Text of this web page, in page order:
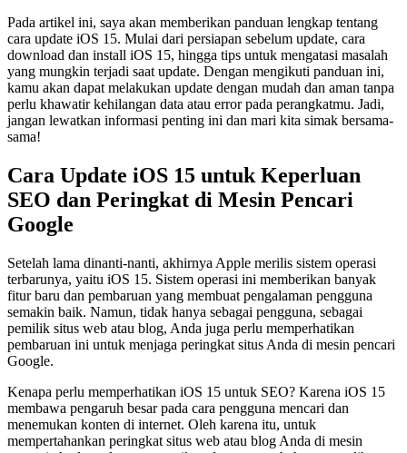
Pada artikel ini, saya akan memberikan panduan lengkap tentang
cara update iOS 15. Mulai dari persiapan sebelum update, cara
download dan install iOS 15, hingga tips untuk mengatasi masalah
yang mungkin terjadi saat update. Dengan mengikuti panduan ini,
kamu akan dapat melakukan update dengan mudah dan aman tanpa
perlu khawatir kehilangan data atau error pada perangkatmu. Jadi,
jangan lewatkan informasi penting ini dan mari kita simak bersama-
sama!
Cara Update iOS 15 untuk Keperluan
SEO dan Peringkat di Mesin Pencari
Google
Setelah lama dinanti-nanti, akhirnya Apple merilis sistem operasi
terbarunya, yaitu iOS 15. Sistem operasi ini memberikan banyak
fitur baru dan pembaruan yang membuat pengalaman pengguna
semakin baik. Namun, tidak hanya sebagai pengguna, sebagai
pemilik situs web atau blog, Anda juga perlu memperhatikan
pembaruan ini untuk menjaga peringkat situs Anda di mesin pencari
Google.
Kenapa perlu memperhatikan iOS 15 untuk SEO? Karena iOS 15
membawa pengaruh besar pada cara pengguna mencari dan
menemukan konten di internet. Oleh karena itu, untuk
mempertahankan peringkat situs web atau blog Anda di mesin